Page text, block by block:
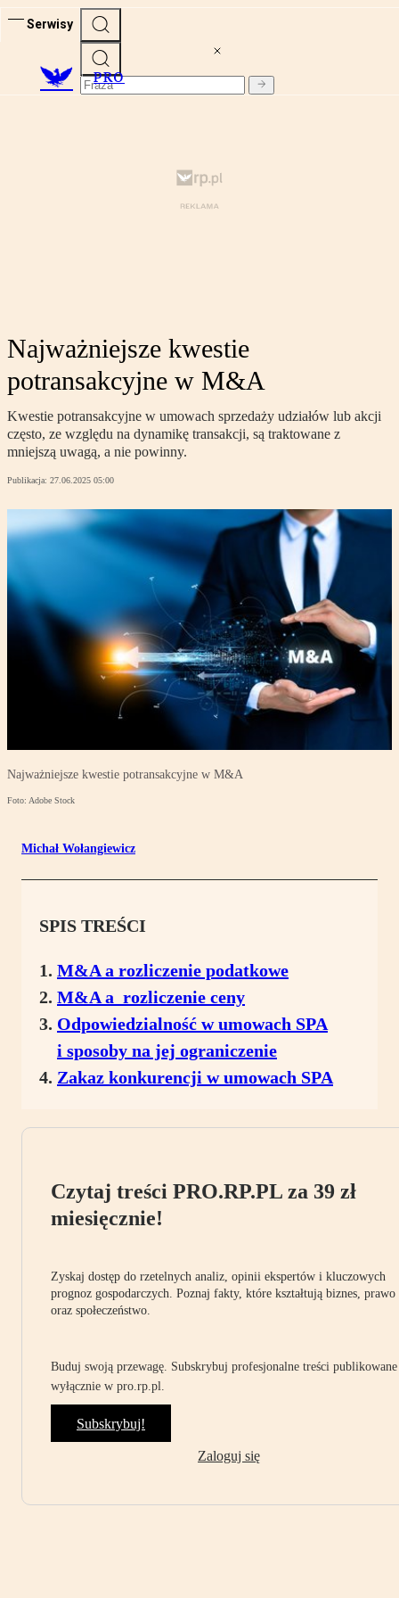
Serwisy
PRO
Najważniejsze kwestie
potransakcyjne w M&A
Kwestie potransakcyjne w umowach sprzedaży udziałów lub akcji
często, ze względu na dynamikę transakcji, są traktowane z
mniejszą uwagą, a nie powinny.
Publikacja: 27.06.2025 05:00
Najważniejsze kwestie potransakcyjne w M&A
Foto: Adobe Stock
Michał Wołangiewicz
SPIS TREŚCI
M&A a rozliczenie podatkowe
M&A a rozliczenie ceny
Odpowiedzialność w umowach SPA
i sposoby na jej ograniczenie
Zakaz konkurencji w umowach SPA
Czytaj treści PRO.RP.PL za 39 zł
miesięcznie!
Zyskaj dostęp do rzetelnych analiz, opinii ekspertów i kluczowych
prognoz gospodarczych. Poznaj fakty, które kształtują biznes, prawo
oraz społeczeństwo.
Buduj swoją przewagę. Subskrybuj profesjonalne treści publikowane
wyłącznie w pro.rp.pl.
Subskrybuj!
Zaloguj się